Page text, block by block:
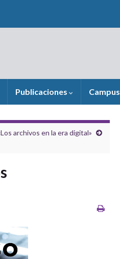
Publicaciones Campus
archivos en la era digital»